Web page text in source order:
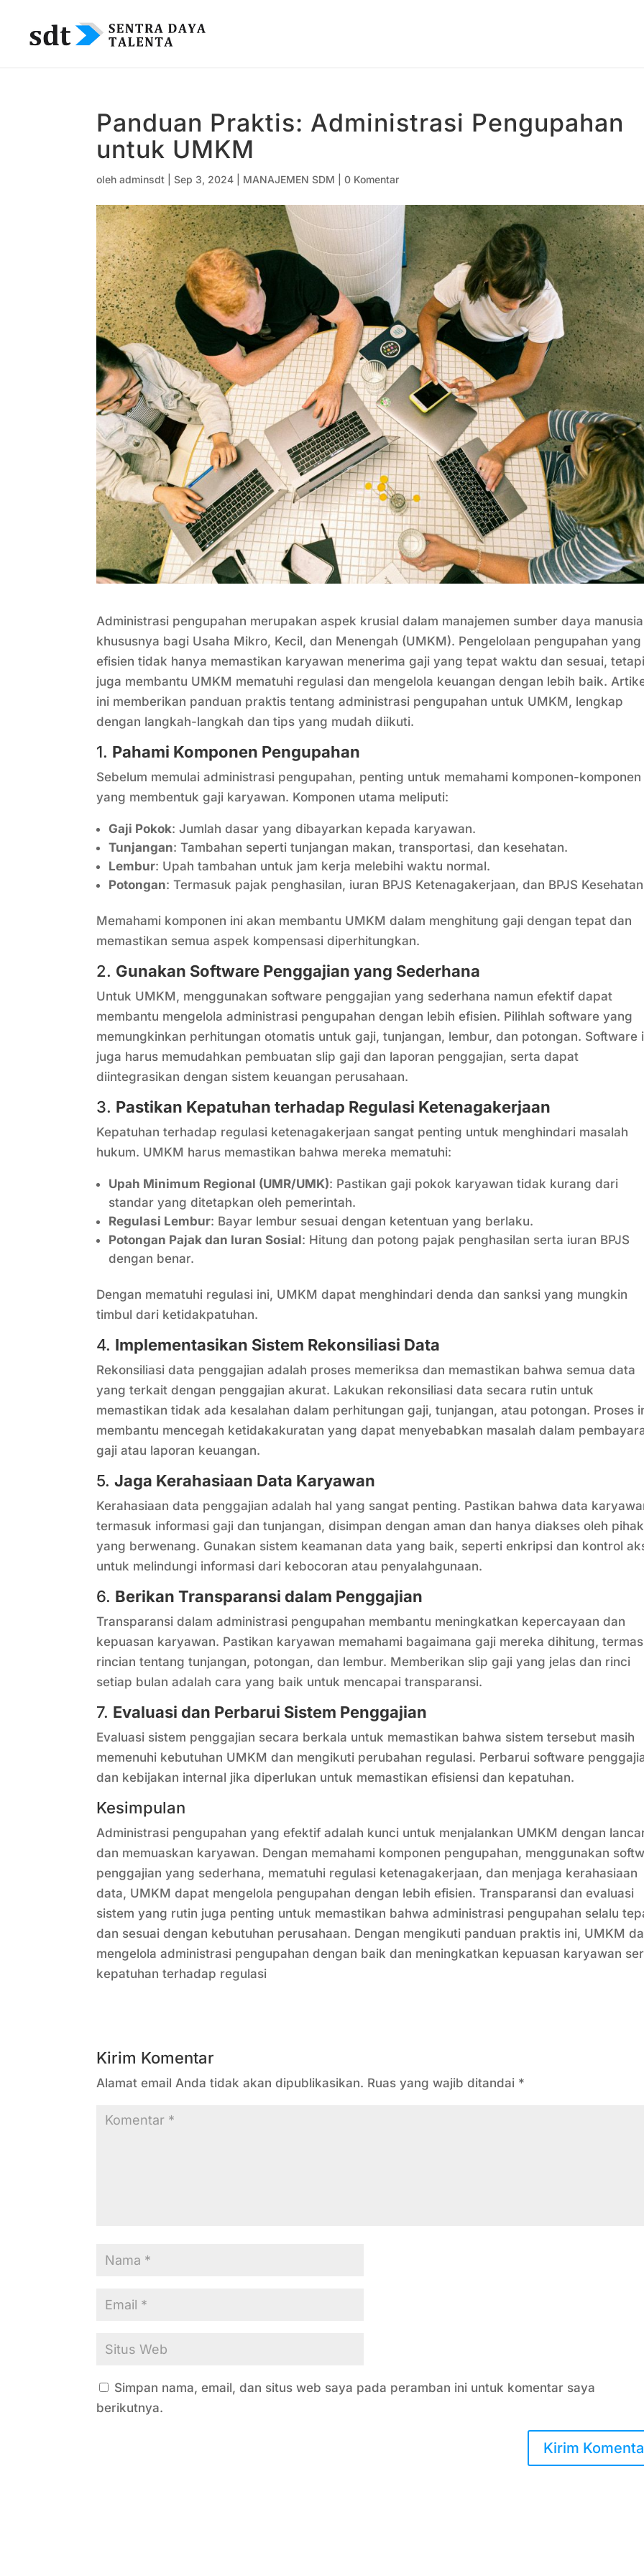
Panduan Praktis: Administrasi Pengupahan
untuk UMKM
olehadminsdt |Sep 3, 2024 MANAJEMEN SDM |0 Komentar
Administrasi pengupahan merupakan aspek krusial dalam manajemen sumber daya
khususnya bagi Usaha Mikro, Kecil, dan Menengah (UMKM). Pengelolaan pengupahan yang
efisien tidak hanya memastikan karyawan menerima gaji yang tepat waktu dan sesuai,
juga membantu UMKM mematuhi regulasi dan mengelola keuangan dengan lebih baik.
ini memberikan panduan praktis tentang administrasi pengupahan untuk UMKM, lengkap
dengan langkah-langkah dan tips yang mudah diikuti.
1. Pahami Komponen Pengupahan
Sebelum memulai administrasi pengupahan, penting untuk memahami komponen-komponen
yang membentuk gaji karyawan. Komponen utama meliputi:
Gaji Pokok: Jumlah dasar yang dibayarkan kepada karyawan.
Tunjangan: Tambahan seperti tunjangan makan, transportasi, dan kesehatan.
Lembur: Upah tambahan untuk jam kerja melebihi waktu normal.
Potongan: Termasuk pajak penghasilan, iuran BPJS Ketenagakerjaan, dan BPJS
Memahami komponen ini akan membantu UMKM dalam menghitung gaji dengan tepat dan
memastikan semua aspek kompensasi diperhitungkan.
2. Gunakan Software Penggajian yang Sederhana
Untuk UMKM, menggunakan software penggajian yang sederhana namun efektif dapat
membantu mengelola administrasi pengupahan dengan lebih efisien. Pilihlah software yang
memungkinkan perhitungan otomatis untuk gaji, tunjangan, lembur, dan potongan. Software
juga harus memudahkan pembuatan slip gaji dan laporan penggajian, serta dapat
diintegrasikan dengan sistem keuangan perusahaan.
3. Pastikan Kepatuhan terhadap Regulasi Ketenagakerjaan
Kepatuhan terhadap regulasi ketenagakerjaan sangat penting untuk menghindari masalah
hukum. UMKM harus memastikan bahwa mereka mematuhi:
Upah Minimum Regional (UMR/UMK): Pastikan gaji pokok karyawan tidak kurang dari
standar yang ditetapkan oleh pemerintah.
Regulasi Lembur: Bayar lembur sesuai dengan ketentuan yang berlaku.
Potongan Pajak dan Iuran Sosial: Hitung dan potong pajak penghasilan serta iuran BPJS
dengan benar.
Dengan mematuhi regulasi ini, UMKM dapat menghindari denda dan sanksi yang mungkin
timbul dari ketidakpatuhan.
4. Implementasikan Sistem Rekonsiliasi Data
Rekonsiliasi data penggajian adalah proses memeriksa dan memastikan bahwa semua data
yang terkait dengan penggajian akurat. Lakukan rekonsiliasi data secara rutin untuk
memastikan tidak ada kesalahan dalam perhitungan gaji, tunjangan, atau potongan. Proses
membantu mencegah ketidakakuratan yang dapat menyebabkan masalah dalam
gaji atau laporan keuangan.
5.Jaga Kerahasiaan Data Karyawan
Kerahasiaan data penggajian adalah hal yang sangat penting. Pastikan bahwa data
termasuk informasi gaji dan tunjangan, disimpan dengan aman dan hanya diakses oleh pihak
yang berwenang. Gunakan sistem keamanan data yang baik, seperti enkripsi dan kontrol
untuk melindungi informasi dari kebocoran atau penyalahgunaan.
6. Berikan Transparansi dalam Penggajian
Transparansi dalam administrasi pengupahan membantu meningkatkan kepercayaan dan
kepuasan karyawan. Pastikan karyawan memahami bagaimana gaji mereka dihitung,
rincian tentang tunjangan, potongan, dan lembur. Memberikan slip gaji yang jelas dan rinci
setiap bulan adalah cara yang baik untuk mencapai transparansi.
7. Evaluasi dan Perbarui Sistem Penggajian
Evaluasi sistem penggajian secara berkala untuk memastikan bahwa sistem tersebut masih
memenuhi kebutuhan UMKM dan mengikuti perubahan regulasi. Perbarui software
dan kebijakan internal jika diperlukan untuk memastikan efisiensi dan kepatuhan.
Kesimpulan
Administrasi pengupahan yang efektif adalah kunci untuk menjalankan UMKM dengan
dan memuaskan karyawan. Dengan memahami komponen pengupahan, menggunakan
penggajian yang sederhana, mematuhi regulasi ketenagakerjaan, dan menjaga kerahasiaan
data, UMKM dapat mengelola pengupahan dengan lebih efisien. Transparansi dan evaluasi
sistem yang rutin juga penting untuk memastikan bahwa administrasi pengupahan selalu
dan sesuai dengan kebutuhan perusahaan. Dengan mengikuti panduan praktis ini, UMKM
mengelola administrasi pengupahan dengan baik dan meningkatkan kepuasan karyawan
kepatuhan terhadap regulasi
Kirim Komentar
Alamat email Anda tidak akan dipublikasikan. Ruas yang wajib ditandai *
Simpan nama, email, dan situs web saya pada peramban ini untuk komentar saya
berikutnya.